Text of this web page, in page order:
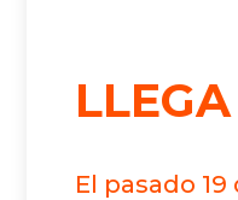
El pasado